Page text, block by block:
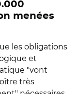
menées
les obligations
et
"vont
très